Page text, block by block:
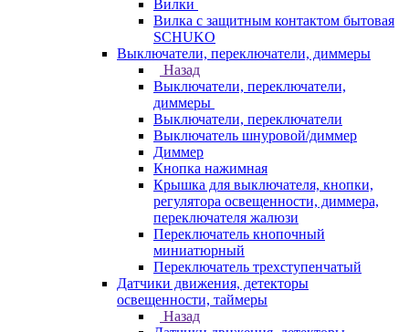
Вилки
Вилка с защитным контактом бытовая
SCHUKO
Выключатели, переключатели, диммеры
Назад
Выключатели, переключатели,
диммеры
Выключатели, переключатели
Выключатель шнуровой/диммер
Диммер
Кнопка нажимная
Крышка для выключателя, кнопки,
регулятора освещенности, диммера,
переключателя жалюзи
Переключатель кнопочный
миниатюрный
Переключатель трехступенчатый
Датчики движения, детекторы
освещенности, таймеры
Назад